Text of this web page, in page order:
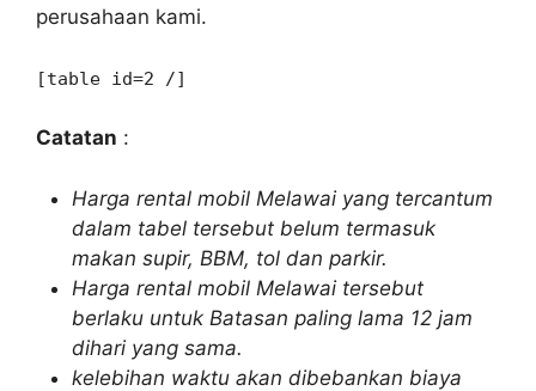
perusahaan kami.
[table id=2 /]
Catatan :
Harga rental mobil Melawai yang tercantum
dalam tabel tersebut belum termasuk
makan supir, BBM, tol dan parkir.
Harga rental mobil Melawai tersebut
berlaku untuk Batasan paling lama 12 jam
dihari yang sama.
kelebihan waktu akan dibebankan biaya